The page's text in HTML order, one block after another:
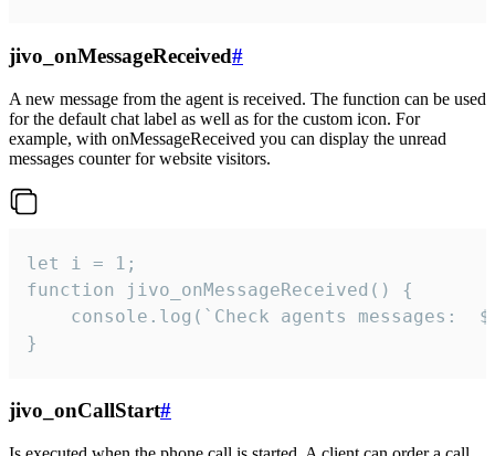
jivo_onMessageReceived#
A new message from the agent is received. The function can be used
for the default chat label as well as for the custom icon. For
example, with onMessageReceived you can display the unread
messages counter for website visitors.
let i = 1;
function jivo_onMessageReceived() {
}
jivo_onCallStart#